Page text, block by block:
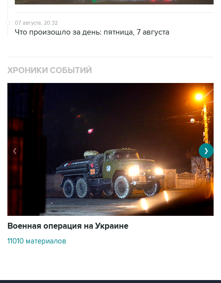
07 августа, 20:32
Военная операция на Украине
❮ ❯